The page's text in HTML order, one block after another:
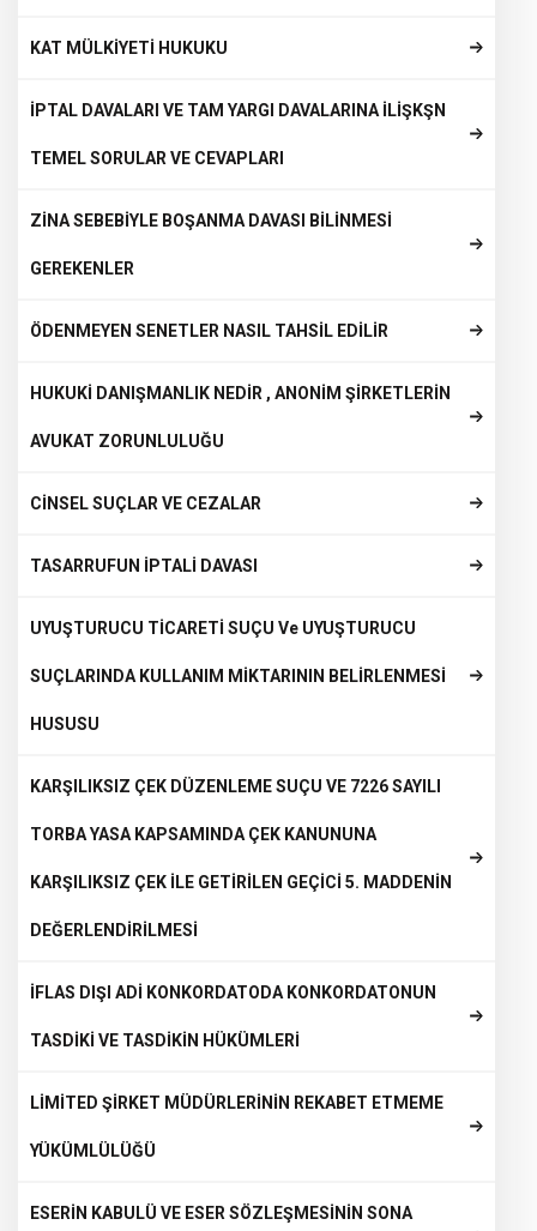
KAT MÜLKİYETİ HUKUKU
İPTAL DAVALARI VE TAM YARGI DAVALARINA İLİŞKŞN
TEMEL SORULAR VE CEVAPLARI
ZİNA SEBEBİYLE BOŞANMA DAVASI BİLİNMESİ
GEREKENLER
ÖDENMEYEN SENETLER NASIL TAHSİL EDİLİR
HUKUKİ DANIŞMANLIK NEDİR , ANONİM ŞİRKETLERİN
AVUKAT ZORUNLULUĞU
CİNSEL SUÇLAR VE CEZALAR
TASARRUFUN İPTALİ DAVASI
UYUŞTURUCU TİCARETİ SUÇU Ve UYUŞTURUCU
SUÇLARINDA KULLANIM MİKTARININ BELİRLENMESİ
HUSUSU
KARŞILIKSIZ ÇEK DÜZENLEME SUÇU VE 7226 SAYILI
TORBA YASA KAPSAMINDA ÇEK KANUNUNA
KARŞILIKSIZ ÇEK İLE GETİRİLEN GEÇİCİ 5. MADDENİN
DEĞERLENDİRİLMESİ
İFLAS DIŞI ADİ KONKORDATODA KONKORDATONUN
TASDİKİ VE TASDİKİN HÜKÜMLERİ
LİMİTED ŞİRKET MÜDÜRLERİNİN REKABET ETMEME
YÜKÜMLÜLÜĞÜ
ESERİN KABULÜ VE ESER SÖZLEŞMESİNİN SONA